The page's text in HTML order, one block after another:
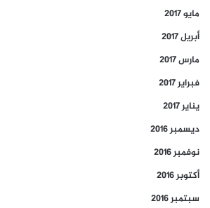
مايو 2017
أبريل 2017
مارس 2017
فبراير 2017
يناير 2017
ديسمبر 2016
نوفمبر 2016
أكتوبر 2016
سبتمبر 2016